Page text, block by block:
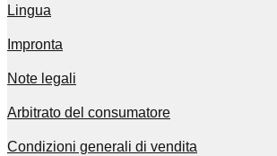
Lingua
Impronta
Note legali
Arbitrato del consumatore
Condizioni generali di vendita